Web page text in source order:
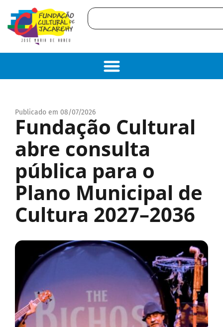
Publicado em 08/07/2026
Fundação Cultural
abre consulta
pública para o
Plano Municipal de
Cultura 2027–2036